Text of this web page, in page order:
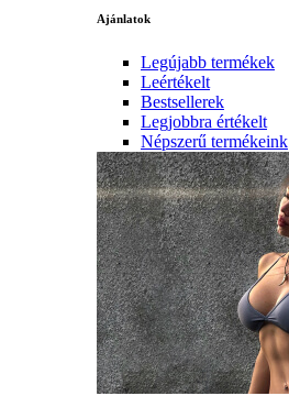
Ajánlatok
Legújabb termékek
Leértékelt
Bestsellerek
Legjobbra értékelt
Népszerű termékeink